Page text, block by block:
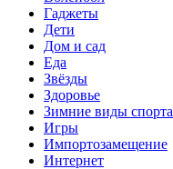
Гаджеты
Дети
Дом и сад
Еда
Звёзды
Здоровье
Зимние виды спорта
Игры
Импортозамещение
Интернет